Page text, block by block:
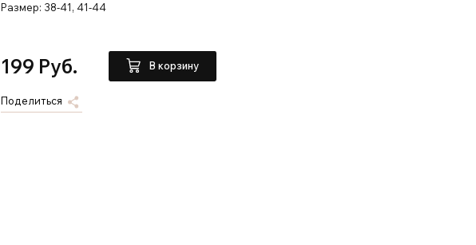
Размер: 38-41, 41-44
199 Руб. В корзину
Поделиться